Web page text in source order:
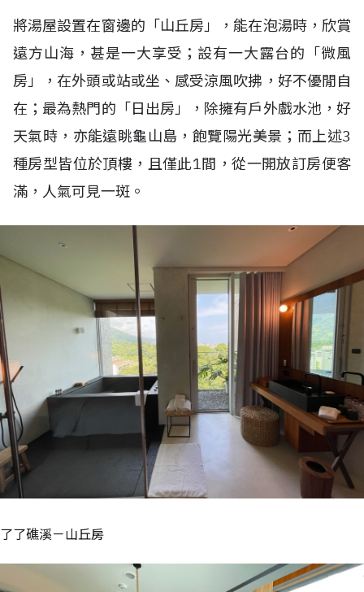
將湯屋設置在窗邊的「山丘房」，能在泡湯時，欣賞
遠方山海，甚是一大享受；設有一大露台的「微風
房」，在外頭或站或坐、感受涼風吹拂，好不優閒自
在；最為熱門的「日出房」，除擁有戶外戲水池，好
天氣時，亦能遠眺龜山島，飽覽陽光美景；而上述3
種房型皆位於頂樓，且僅此1間，從一開放訂房便客
滿，人氣可見一斑。
了了礁溪－山丘房